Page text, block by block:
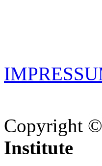
Copyright
Institute